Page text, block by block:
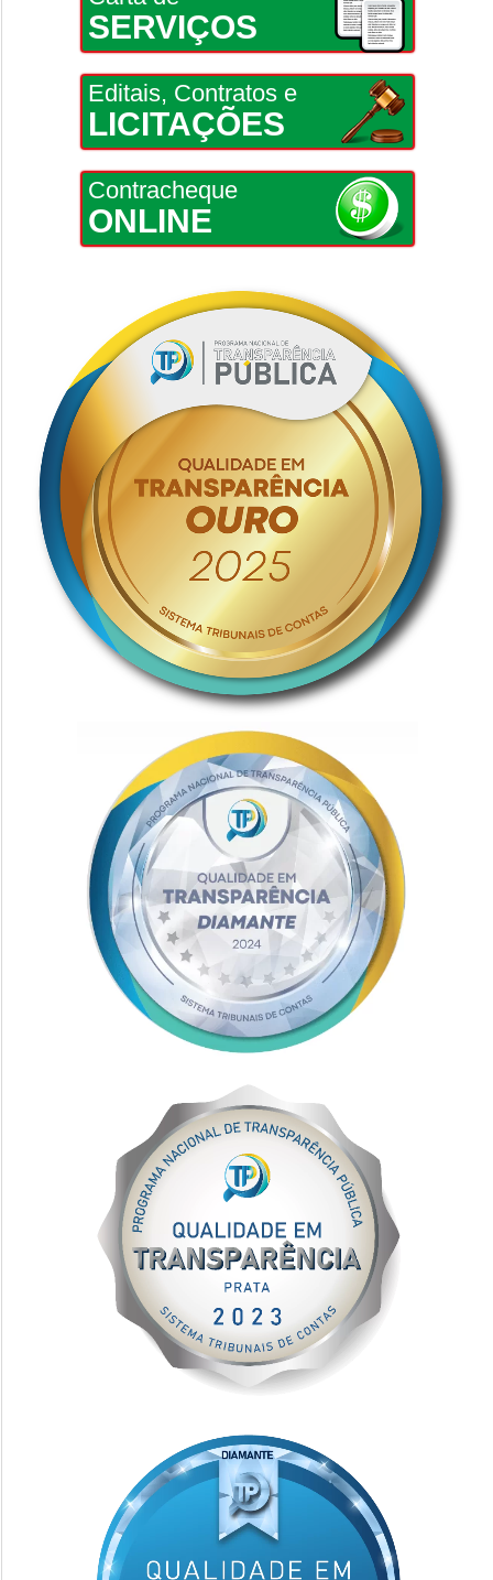
SERVIÇOS
Editais, Contratos e
LICITAÇÕES
Contracheque
ONLINE